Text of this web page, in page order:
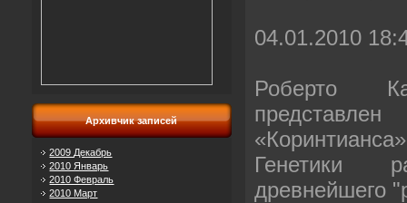
Архивчик записей
2009 Декабрь
2010 Январь
2010 Февраль
2010 Март
04.01.2010
Роберто
Генетики
древнейшего